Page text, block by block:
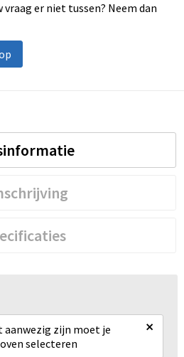
er niet tussen? Neem dan
aanwezig zijn moet je
selecteren
×